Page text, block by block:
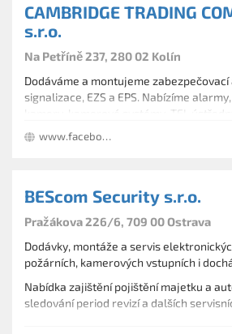
CAMBRIDGE TRADING
s.r.o.
Na Petříně 237, 280 02 Kolín
Dodáváme a montujeme zabezpečovací
signalizace, EZS a EPS. Nabízíme
kamery, kamerové systémy, TEL
kabeláže, PC sítě, videotelefony, antény,
přístupové systémy. Provádíme záruční i
www.facebook.com/CambridgeKolin/
BEScom Security s.r.o.
Pražákova 226/6, 709 00 Ostrava
Dodávky, montáže a servis
požárních, kamerových vstupních i
Nabídka zajištění pojištění majetku a
sledování period revizí a dalších